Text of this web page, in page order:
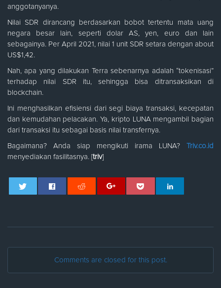
anggotanyanya.
Nilai SDR dirancang berdasarkan bobot tertentu mata uang
negara besar lain, seperti dolar AS, yen, euro dan lain
sebagainya. Per April 2021, nilai 1 unit SDR setara dengan about
US$1,42.
Nah, apa yang dilakukan Terra sebenarnya adalah “tokenisasi”
terhadap nilai SDR itu, sehingga bisa ditransaksikan di
blockchain.
Ini menghasilkan efisiensi dari segi biaya transaksi, kecepatan
dan kemudahan pelacakan. Ya, kripto LUNA mengambil bagian
dari transaksi itu sebagai basis nilai transfernya.
Bagaimana? Anda siap mengikuti irama LUNA? Triv.co.id
menyediakan fasilitasnya. [triv]
Comments are closed for this post.